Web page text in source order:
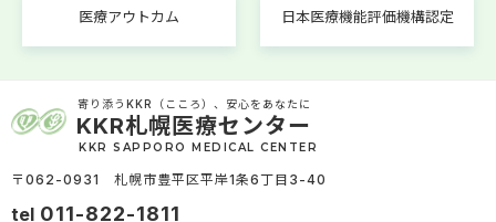
医療アウトカム 日本医療機能評価機構認定
寄り添うKKR（こころ）、安心をあなたに
KKR札幌医療センター
KKR SAPPORO MEDICAL CENTER
〒062-0931 札幌市豊平区平岸1条6丁目3-40
tel 011-822-1811